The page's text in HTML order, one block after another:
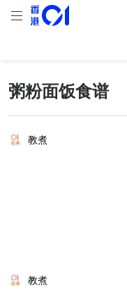
粥粉面饭食谱
教煮
教煮